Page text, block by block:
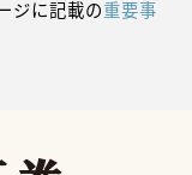
ジに記載の重要事